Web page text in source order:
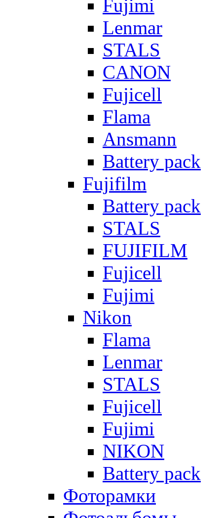
Fujimi
Lenmar
STALS
CANON
Fujicell
Flama
Ansmann
Battery pack
Fujifilm
Battery pack
STALS
FUJIFILM
Fujicell
Fujimi
Nikon
Flama
Lenmar
STALS
Fujicell
Fujimi
NIKON
Battery pack
Фоторамки